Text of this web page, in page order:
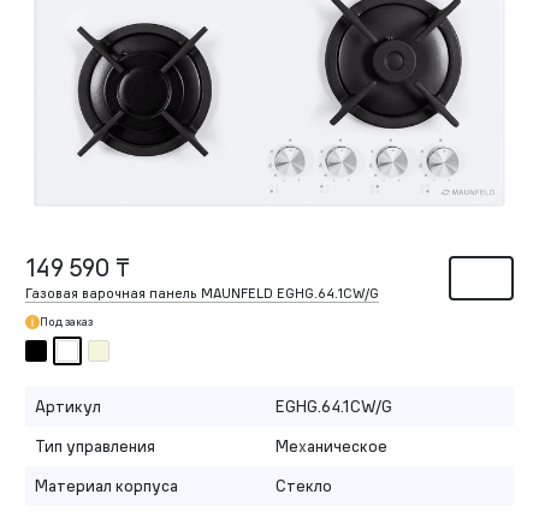
149 590 ₸
Газовая варочная панель MAUNFELD EGHG.64.1CW/G
Под заказ
Артикул
EGHG.64.1CW/G
Тип управления
Механическое
Материал корпуса
Стекло